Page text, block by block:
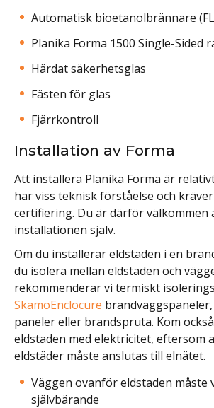
Automatisk bioetanolbrännare
Planika Forma 1500 Single-Sided
Härdat säkerhetsglas
Fästen för glas
Fjärrkontroll
Installation av Forma
Att installera Planika Forma är
har viss teknisk förståelse och
certifiering. Du är därför välkommen
installationen själv.
Om du installerar eldstaden i en
du isolera mellan eldstaden och
rekommenderar vi termiskt
SkamoEnclocure
paneler eller brandspruta. Kom
eldstaden med elektricitet, eftersom
eldstäder måste anslutas till elnätet.
Väggen ovanför eldstaden måste
självbärande